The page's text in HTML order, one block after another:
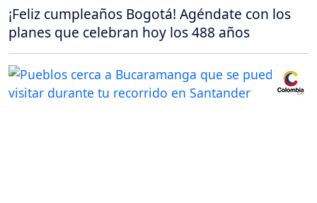
¡Feliz cumpleaños Bogotá! Agéndate con los
planes que celebran hoy los 488 años